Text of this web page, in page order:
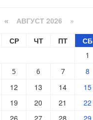
« АВГУСТ 2026 »
СР ЧТ ПТ СБ
1
5 6 7 8
12 13 14 15
19 20 21 22
26 27 28 29